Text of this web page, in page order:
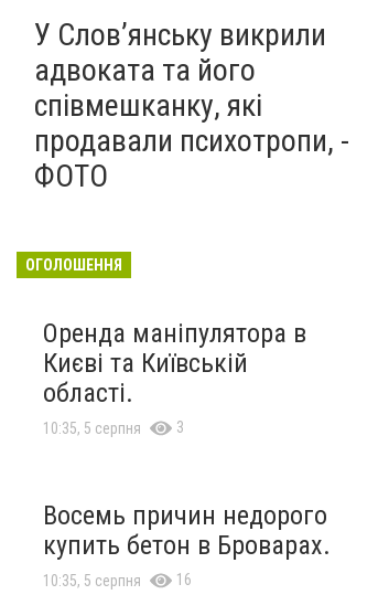
У Слов’янську викрили
адвоката та його
співмешканку, які
продавали психотропи, -
ФОТО
ОГОЛОШЕННЯ
Оренда маніпулятора в
Києві та Київській
області.
10:35, 5 серпня 3
Восемь причин недорого
купить бетон в Броварах.
10:35, 5 серпня 16